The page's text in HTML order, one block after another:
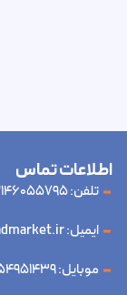
اطلاعات تماس
تلفن: 02146055795
ایمیل: info[at]hilandmarket.ir
موبایل: 09054951439